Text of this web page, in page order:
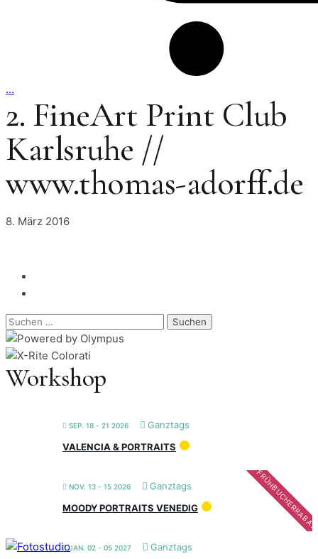
…
2. FineArt Print Club
Karlsruhe //
www.thomas-adorff.de
8. März 2016
Suchen
nach:
Workshop
SEP. 18 - 21 2026
Ganztags
VALENCIA & PORTRAITS
NOV. 13 - 15 2026 Ganztags
MOODY PORTRAITS VENEDIG
JAN. 02 - 05 2027 Ganztags